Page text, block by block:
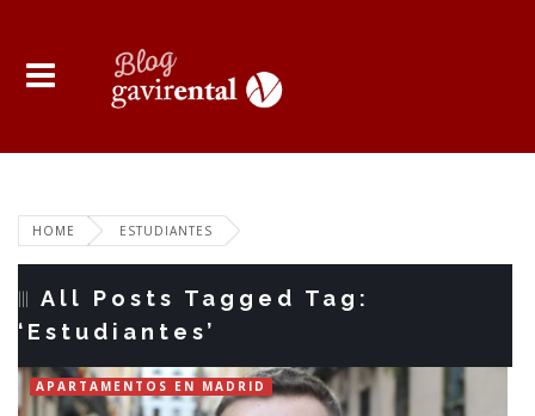
HOME ESTUDIANTES
All Posts Tagged Tag:
‘Estudiantes’
APARTAMENTOS EN MADRID